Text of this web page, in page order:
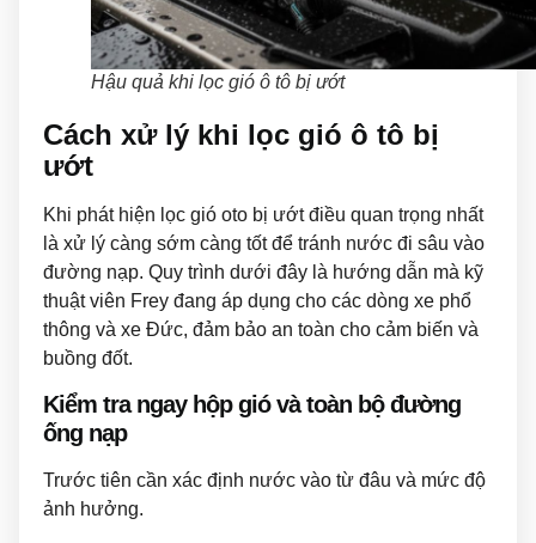
Hậu quả khi lọc gió ô tô bị ướt
Cách xử lý khi lọc gió ô tô bị
ướt
Khi phát hiện lọc gió oto bị ướt điều quan trọng nhất
là xử lý càng sớm càng tốt để tránh nước đi sâu vào
đường nạp. Quy trình dưới đây là hướng dẫn mà kỹ
thuật viên Frey đang áp dụng cho các dòng xe phổ
thông và xe Đức, đảm bảo an toàn cho cảm biến và
buồng đốt.
Kiểm tra ngay hộp gió và toàn bộ đường
ống nạp
Trước tiên cần xác định nước vào từ đâu và mức độ
ảnh hưởng.